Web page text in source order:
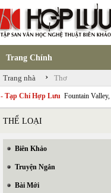
Trang Chính
Trang nhà › Thơ
- Tạp Chí Hợp Lưu Fountain Valley,
THỂ LOẠI
Biên Khảo
Truyện Ngắn
Bài Mới